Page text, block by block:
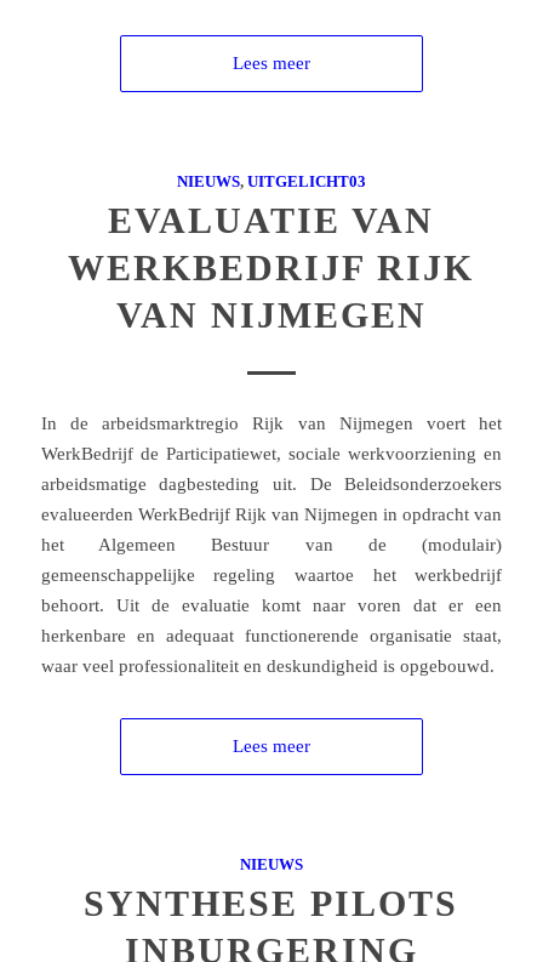
Lees meer
NIEUWS, UITGELICHT03
EVALUATIE VAN
WERKBEDRIJF RIJK
VAN NIJMEGEN
In de arbeidsmarktregio Rijk van Nijmegen voert het
WerkBedrijf de Participatiewet, sociale werkvoorziening en
arbeidsmatige dagbesteding uit. De Beleidsonderzoekers
evalueerden WerkBedrijf Rijk van Nijmegen in opdracht van
het Algemeen Bestuur van de (modulair)
gemeenschappelijke regeling waartoe het werkbedrijf
behoort. Uit de evaluatie komt naar voren dat er een
herkenbare en adequaat functionerende organisatie staat,
waar veel professionaliteit en deskundigheid is opgebouwd.
Lees meer
NIEUWS
SYNTHESE PILOTS
INBURGERING